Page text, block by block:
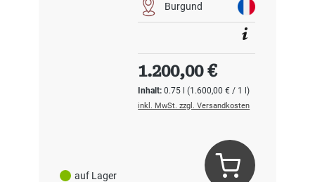
auf Lager
Burgund
Inhalt:0.75 l(1.600,00 € / 1 l)
Regulärer Preis:
1.200,00 €
inkl. MwSt. zzgl. Versandkosten